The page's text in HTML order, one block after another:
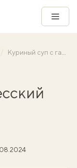
Куриный суп с галушками — одесский рецепт